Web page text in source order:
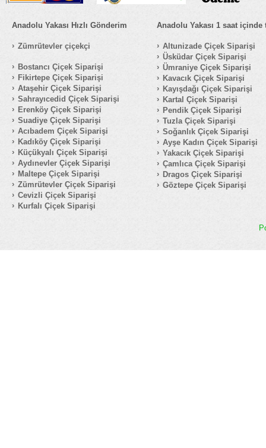
Anadolu Yakası Hızlı Gönderim
Zümrütevler çiçekçi
Bostancı Çiçek Siparişi
Fikirtepe Çiçek Siparişi
Ataşehir Çiçek Siparişi
Sahrayıcedid Çiçek Siparişi
Erenköy Çiçek Siparişi
Suadiye Çiçek Siparişi
Acıbadem Çiçek Siparişi
Kadıköy Çiçek Siparişi
Küçükyalı Çiçek Siparişi
Aydınevler Çiçek Siparişi
Maltepe Çiçek Siparişi
Zümrütevler Çiçek Siparişi
Cevizli Çiçek Siparişi
Kurfalı Çiçek Siparişi
Anadolu Yakası 1 saat içinde
Altunizade Çiçek Siparişi
Üsküdar Çiçek Siparişi
Ümraniye Çiçek Siparişi
Kavacık Çiçek Siparişi
Kayışdağı Çiçek Siparişi
Kartal Çiçek Siparişi
Pendik Çiçek Siparişi
Tuzla Çiçek Siparişi
Soğanlık Çiçek Siparişi
Ayşe Kadın Çiçek Siparişi
Yakacık Çiçek Siparişi
Çamlıca Çiçek Siparişi
Dragos Çiçek Siparişi
Göztepe Çiçek Siparişi